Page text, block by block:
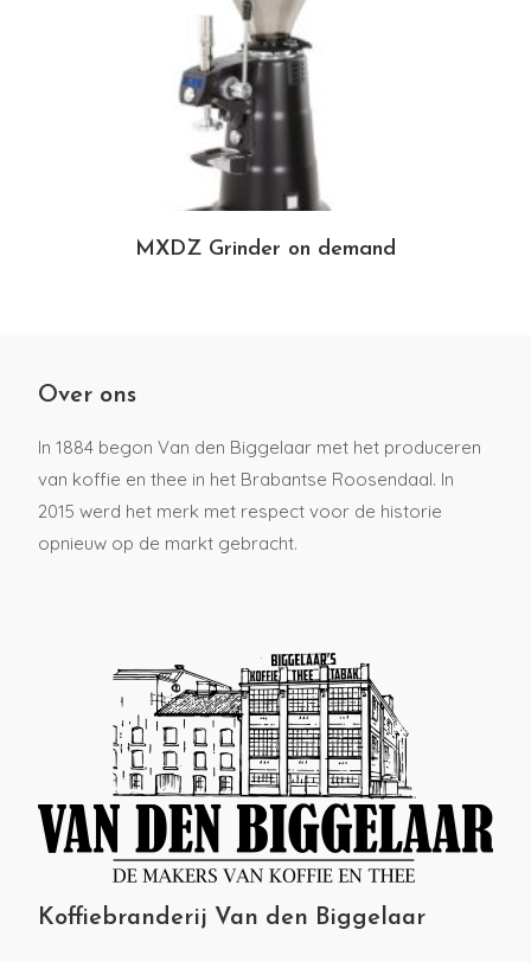
MXDZ Grinder on demand
Over ons
In 1884 begon Van den Biggelaar met het produceren
van koffie en thee in het Brabantse Roosendaal. In
2015 werd het merk met respect voor de historie
opnieuw op de markt gebracht.
Koffiebranderij Van den Biggelaar